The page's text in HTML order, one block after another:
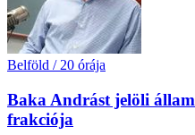
Belföld / 20 órája
Baka Andrást jelöli
frakciója